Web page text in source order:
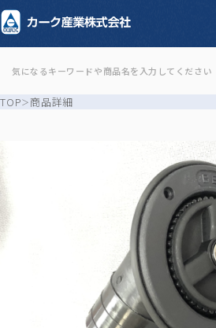
TOP 商品詳細